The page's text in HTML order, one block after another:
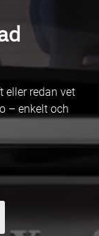
eller redan vet
– enkelt och